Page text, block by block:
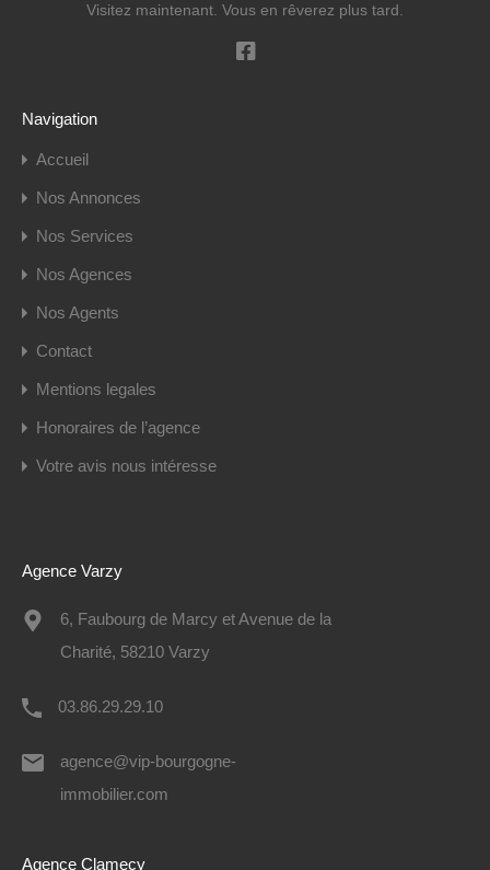
Visitez maintenant. Vous en rêverez plus tard.
Navigation
Accueil
Nos Annonces
Nos Services
Nos Agences
Nos Agents
Contact
Mentions legales
Honoraires de l’agence
Votre avis nous intéresse
Agence Varzy
6, Faubourg de Marcy et Avenue de la
Charité, 58210 Varzy
03.86.29.29.10
agence@vip-bourgogne-
immobilier.com
Agence Clamecy